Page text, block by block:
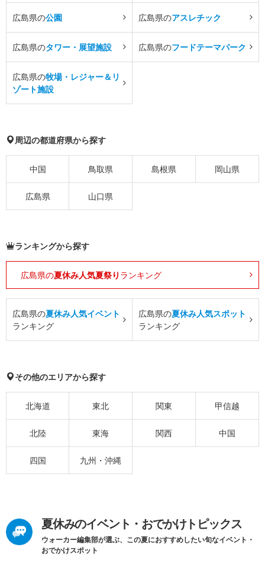
広島県の公園 広島県のアスレチック
広島県のタワー・展望施設 広島県のフードテーマパーク
広島県の牧場・レジャー＆リ
ゾート施設
周辺の都道府県から探す
中国 鳥取県 島根県 岡山県
広島県 山口県
ランキングから探す
広島県の夏休み人気夏祭り ランキング
広島県の夏休み人気イベント
ランキング
広島県の夏休み人気スポット
ランキング
その他のエリアから探す
北海道 東北 関東 甲信越
北陸 東海 関西 中国
四国 九州・沖縄
夏休みのイベント・おでかけトピックス
ウォーカー編集部が選ぶ、この夏におすすめしたい旬なイベント・
おでかけスポット